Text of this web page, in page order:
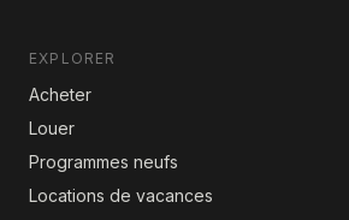
EXPLORER
Acheter
Louer
Programmes neufs
Locations de vacances